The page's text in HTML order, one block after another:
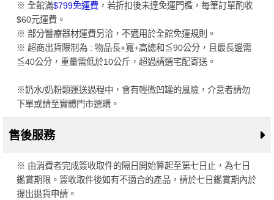
※ 全館滿$799免運費，若折扣後未達免運門檻，每筆訂單酌收
$60元運費。
※ 部分醫療器材運費另洽，不適用於全館免運規則。
※ 超商出貨限制為 : 物品長+寬+高總和≦90公分，且最長邊需
≦40公分，重量需低於10公斤，超過請選宅配寄送。
※奶水/奶粉類運送過程中，會有輕微凹罐的風險，介意者請勿
下單或請至實體門市選購。
售後服務
※ 由消費者完成簽收取件的隔日開始算起至第七日止，為七日
鑑賞期限。簽收取件後如有不適合的產品，請於七日鑑賞期內於
提出退貨申請。